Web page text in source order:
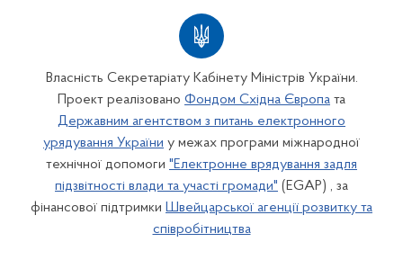
Власність Секретаріату Кабінету Міністрів України.
Проект реалізовано Фондом Східна Європа та
Державним агентством з питань електронного
урядування України у межах програми міжнародної
технічної допомоги "Електронне врядування задля
підзвітності влади та участі громади" (EGAP) , за
фінансової підтримки Швейцарської агенції розвитку та
співробітництва